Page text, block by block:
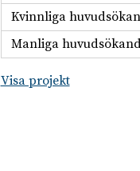
Kvinnliga
Manliga
Visa projekt